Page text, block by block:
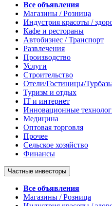
Все объявления
Магазины / Розница
Индустрия красоты /
Кафе и рестораны
Автобизнес / Транспорт
Развлечения
Производство
Услуги
Строительство
Отели/Гостиницы/
Туризм и отдых
IT и интернет
Инновационные
Медицина
Оптовая торговля
Прочее
Сельское хозяйство
Финансы
Частные инвесторы
Все объявления
Магазины / Розница